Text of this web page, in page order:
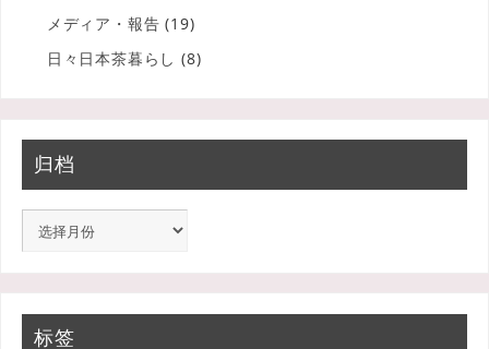
メディア・報告 (19)
日々日本茶暮らし (8)
归档
标签